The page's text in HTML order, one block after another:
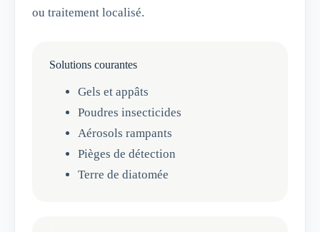
ou traitement localisé.
Solutions courantes
Gels et appâts
Poudres insecticides
Aérosols rampants
Pièges de détection
Terre de diatomée